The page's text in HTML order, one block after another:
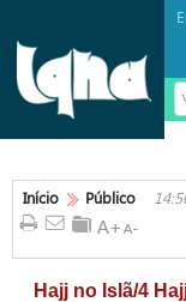
Início Público
Hajj no Islã/4